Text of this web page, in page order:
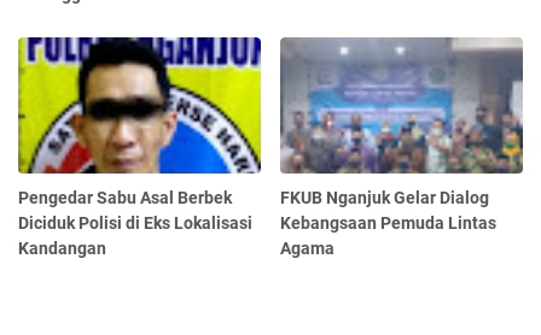
Pengedar Sabu Asal Berbek
Diciduk Polisi di Eks Lokalisasi
Kandangan
FKUB Nganjuk Gelar Dialog
Kebangsaan Pemuda Lintas
Agama